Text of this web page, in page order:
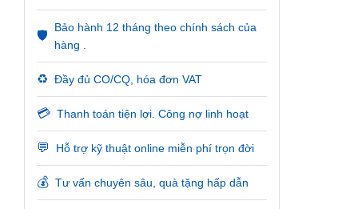
🛡️
Bảo hành 12 tháng theo chính sách của
hàng .
♻️ Đầy đủ CO/CQ, hóa đơn VAT
💳 Thanh toán tiện lợi. Công nợ linh hoạt
💬 Hỗ trợ kỹ thuật online miễn phí trọn đời
💰 Tư vấn chuyên sâu, quà tặng hấp dẫn